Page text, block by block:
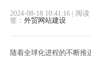
2024-08-18 10:41:16 阅读
签： 外贸网站建设
随着全球化进程的不断推